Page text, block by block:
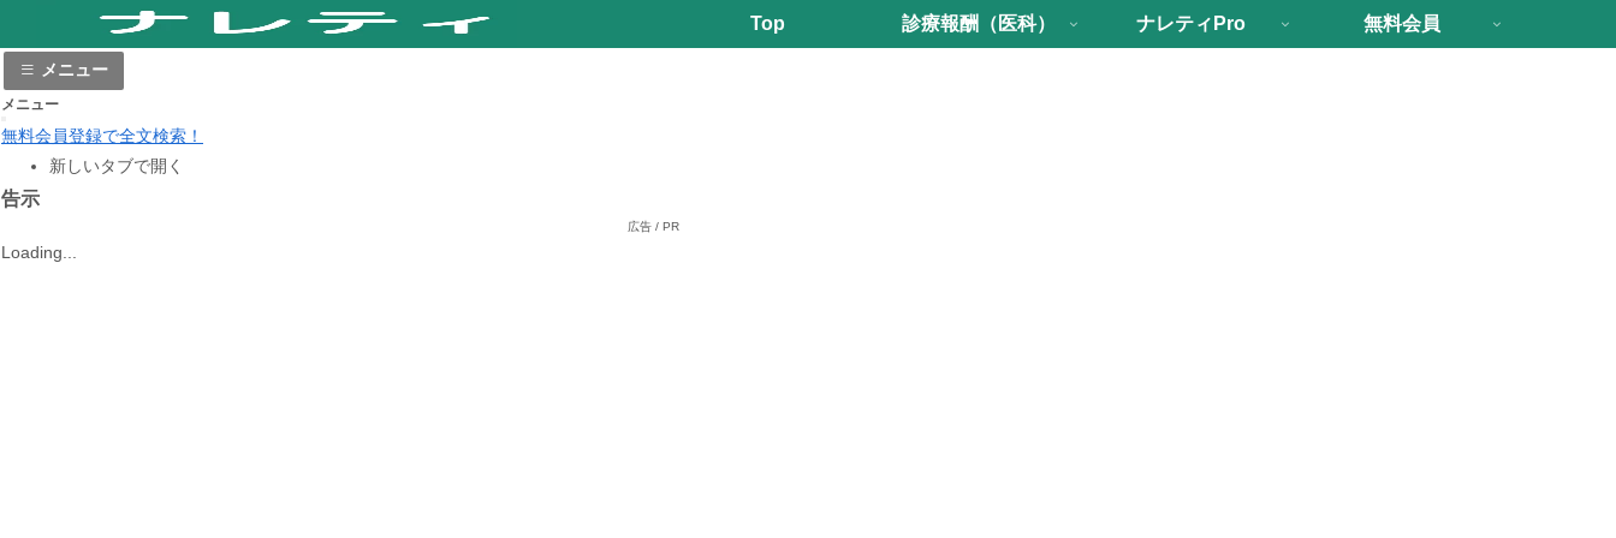
Top 診療報酬（医科） ナレティPro 無料会員
メニュー
メニュー
無料会員登録で全文検索！
新しいタブで開く
告示
広告 / PR
Loading...